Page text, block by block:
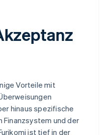
Vorteile mit
hinaus spezifische
Finanzsystem und der
ist tief in der